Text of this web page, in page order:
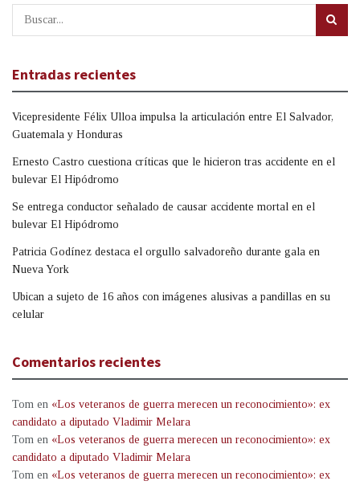
Entradas recientes
Vicepresidente Félix Ulloa impulsa la articulación entre El Salvador,
Guatemala y Honduras
Ernesto Castro cuestiona críticas que le hicieron tras accidente en el
bulevar El Hipódromo
Se entrega conductor señalado de causar accidente mortal en el
bulevar El Hipódromo
Patricia Godínez destaca el orgullo salvadoreño durante gala en
Nueva York
Ubican a sujeto de 16 años con imágenes alusivas a pandillas en su
celular
Comentarios recientes
Tom en «Los veteranos de guerra merecen un reconocimiento»: ex
candidato a diputado Vladimir Melara
Tom en «Los veteranos de guerra merecen un reconocimiento»: ex
candidato a diputado Vladimir Melara
Tom en «Los veteranos de guerra merecen un reconocimiento»: ex